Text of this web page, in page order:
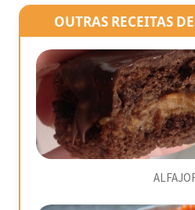
OUTRAS RECEITAS